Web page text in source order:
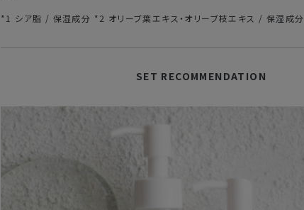
・ラッピングのご注文、繁忙期および休業期間中
*1 シア脂 / 保湿成分 *2 オリーブ葉エキス・オリーブ枝エキス / 保湿成分
SET RECOMMENDATION